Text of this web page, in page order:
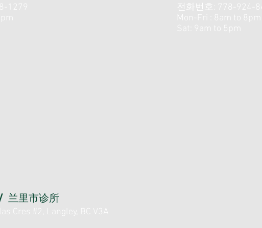
1279
전화번호: 778-924-
Mon-Fri : 8am to 8pm
Sat: 9am to 5pm
/ 兰里市诊所
Cres #2, Langley, BC V3A